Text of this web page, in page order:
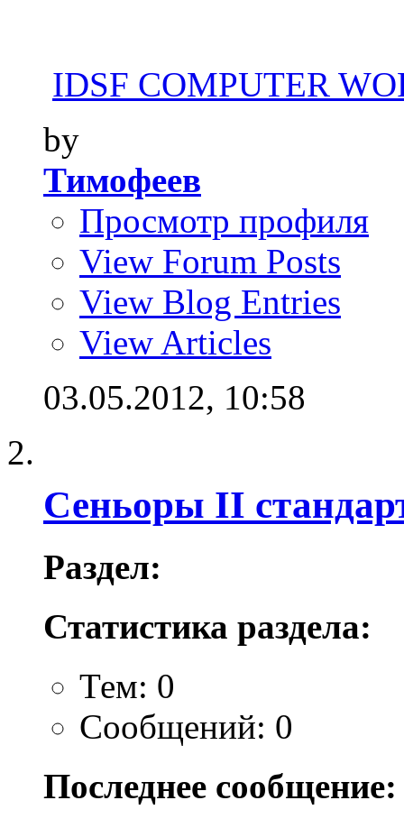
IDSF COMPUTER
by
Тимофеев
Просмотр профиля
View Forum Posts
View Blog Entries
View Articles
03.05.2012, 10:58
Сеньоры II
Раздел:
Статистика раздела:
Тем: 0
Сообщений: 0
Последнее сообщение: